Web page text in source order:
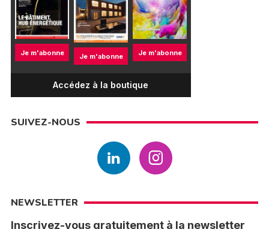
Je m'abonne Je m'abonne Je m'abonne
Accédez à la boutique
SUIVEZ-NOUS
NEWSLETTER
Inscrivez-vous gratuitement à la newsletter